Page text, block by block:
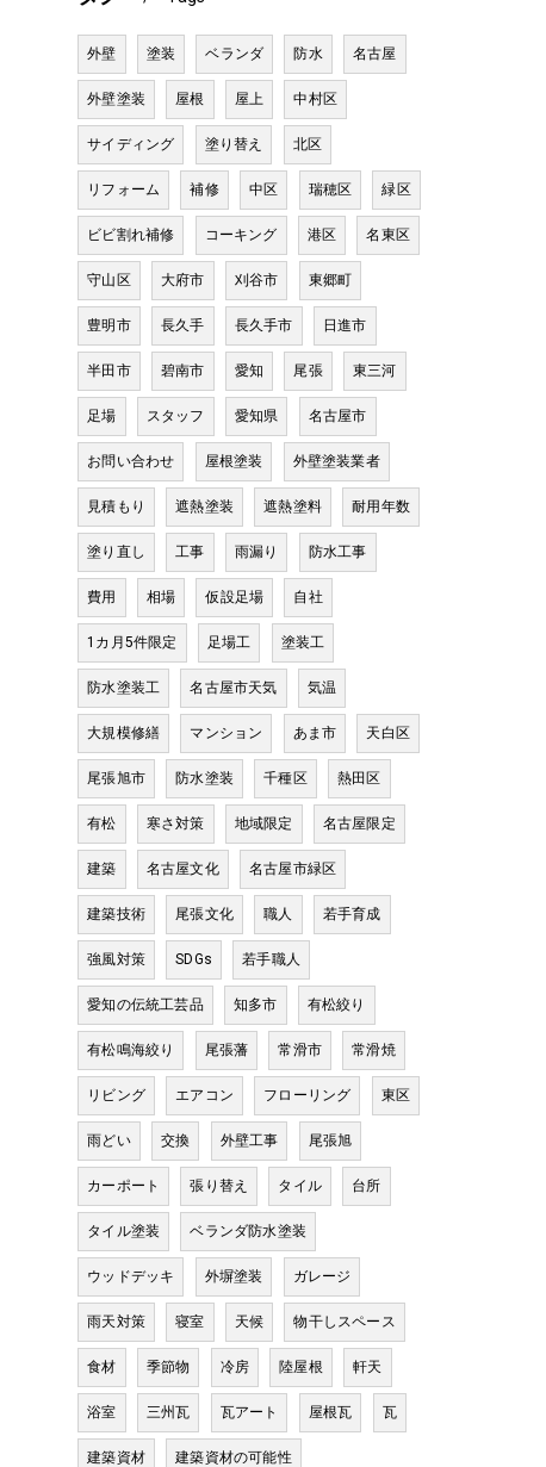
外壁 塗装 ベランダ 防水 名古屋
外壁塗装 屋根 屋上 中村区
サイディング 塗り替え 北区
リフォーム 補修 中区 瑞穂区 緑区
ビビ割れ補修 コーキング 港区 名東区
守山区 大府市 刈谷市 東郷町
豊明市 長久手 長久手市 日進市
半田市 碧南市 愛知 尾張 東三河
足場 スタッフ 愛知県 名古屋市
お問い合わせ 屋根塗装 外壁塗装業者
見積もり 遮熱塗装 遮熱塗料 耐用年数
塗り直し 工事 雨漏り 防水工事
費用 相場 仮設足場 自社
1カ月5件限定 足場工 塗装工
防水塗装工 名古屋市天気 気温
大規模修繕 マンション あま市 天白区
尾張旭市 防水塗装 千種区 熱田区
有松 寒さ対策 地域限定 名古屋限定
建築 名古屋文化 名古屋市緑区
建築技術 尾張文化 職人 若手育成
強風対策 SDGs 若手職人
愛知の伝統工芸品 知多市 有松絞り
有松鳴海絞り 尾張藩 常滑市 常滑焼
リビング エアコン フローリング 東区
雨どい 交換 外壁工事 尾張旭
カーポート 張り替え タイル 台所
タイル塗装 ベランダ防水塗装
ウッドデッキ 外塀塗装 ガレージ
雨天対策 寝室 天候 物干しスペース
食材 季節物 冷房 陸屋根 軒天
浴室 三州瓦 瓦アート 屋根瓦 瓦
建築資材 建築資材の可能性